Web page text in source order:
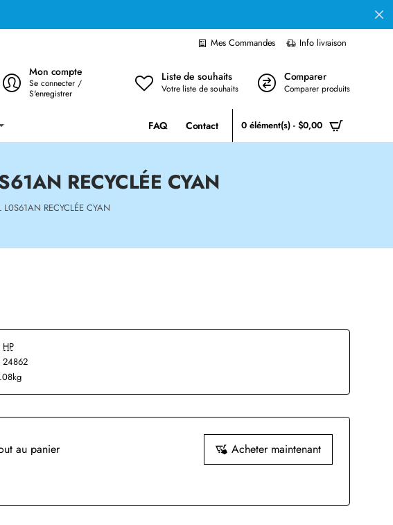
Mes Commandes Info livraison
Mon compte
Se connecter /
S'enregistrer
Liste de souhaits
Votre liste de souhaits
Comparer
Comparer produits
FAQ Contact 0 élément(s) - $0,00
RECYCLÉE CYAN
L0S61AN RECYCLÉE CYAN
HP
24862
au panier Acheter maintenant